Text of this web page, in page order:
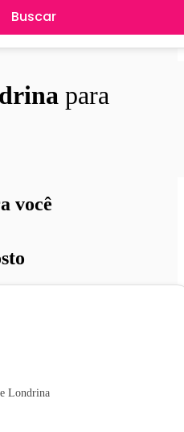
Buscar
para
você
Londrina